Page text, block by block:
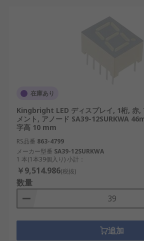
LED表示器の種類
LED表示器には、多様な形状と用途に
ットを表示するための基本的な
としては7セグメントや14セグ
す。
ドットマトリクス表示器
に配置し、文字・記号・図形な
示可能なタイプ。
：棒状に
ーグラフ表示や状態表示に利用
小型LED表示器：省スペース設
機器や通信端末、制御機器に適
在庫あり
Kingbright LED ディスプレイ, 1桁, 赤,
メント, アノード SA39-12SURKWA
字高 10 mm
RS品番 863-4799
メーカー型番 SA39-12SURKWA
1 本(1本39個入り) 小計：
￥9,514.986(税抜)
数量
追加